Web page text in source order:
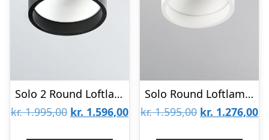
Solo 2 Round Loftlampe Sort 3000K – LIGHT-POINT
kr.1.995,00 Den
kr. 1.596,00Den
Solo Round Loftlampe Hvid 3000K – LIGHT-POINT
kr.1.595,00 Den
kr. 1.276,00